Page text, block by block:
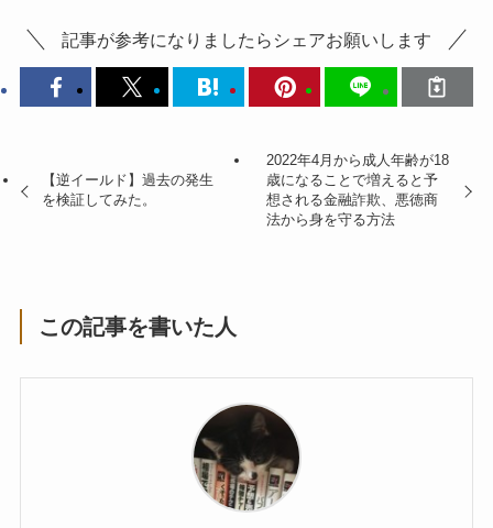
記事が参考になりましたらシェアお願いします
【逆イールド】過去の発生
を検証してみた。
2022年4月から成人年齢が18
歳になることで増えると予
想される金融詐欺、悪徳商
法から身を守る方法
この記事を書いた人